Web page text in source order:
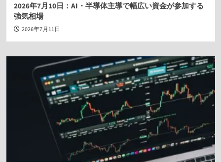
2026年7月10日：AI・半導体主導で幅広い資金が参加する
強気相場
2026年7月11日